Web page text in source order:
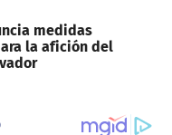
medidas
la afición del